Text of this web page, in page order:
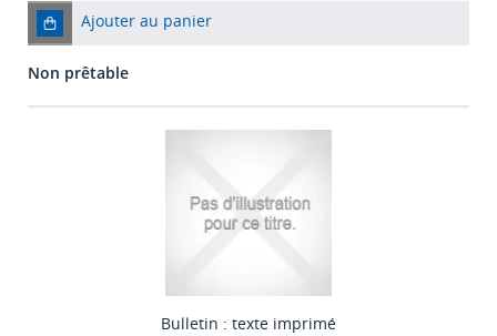
Ajouter au panier
Non prêtable
Bulletin : texte imprimé